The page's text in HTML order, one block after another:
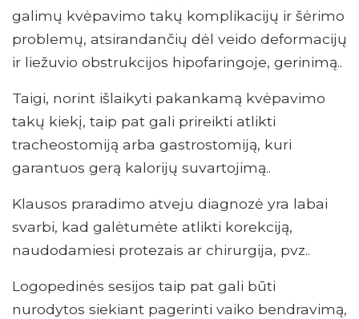
galimų kvėpavimo takų komplikacijų ir šėrimo
problemų, atsirandančių dėl veido deformacijų
ir liežuvio obstrukcijos hipofaringoje, gerinimą..
Taigi, norint išlaikyti pakankamą kvėpavimo
takų kiekį, taip pat gali prireikti atlikti
tracheostomiją arba gastrostomiją, kuri
garantuos gerą kalorijų suvartojimą..
Klausos praradimo atveju diagnozė yra labai
svarbi, kad galėtumėte atlikti korekciją,
naudodamiesi protezais ar chirurgija, pvz..
Logopedinės sesijos taip pat gali būti
nurodytos siekiant pagerinti vaiko bendravimą,